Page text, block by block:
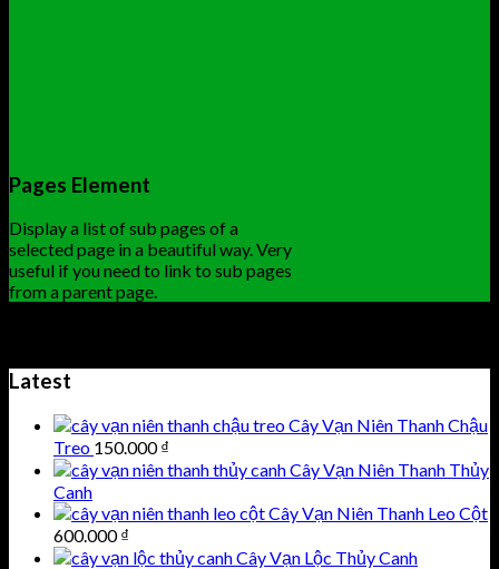
Pages Element
Display a list of sub pages of a
selected page in a beautiful way. Very
useful if you need to link to sub pages
from a parent page.
Latest
Cây Vạn Niên Thanh Chậu
Treo 150.000₫
Cây Vạn Niên Thanh Thủy
Canh
Cây Vạn Niên Thanh Leo Cột
600.000₫
Cây Vạn Lộc Thủy Canh